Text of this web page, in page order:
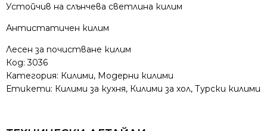
Устойчив на слънчева светлина килим
Антистатичен килим
Лесен за почистване килим
Код:3036
Категория: Килими, Модерни килими
Етикети: Килими за кухня, Килими за хол, Турски килими